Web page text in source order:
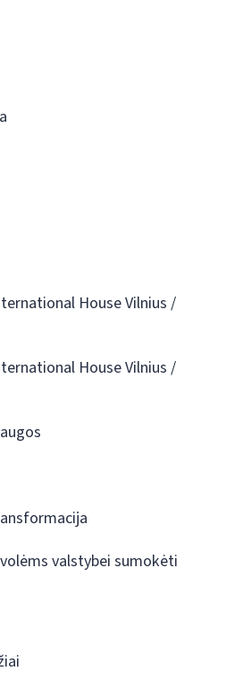
House Vilnius /
House Vilnius /
valstybei sumokėti